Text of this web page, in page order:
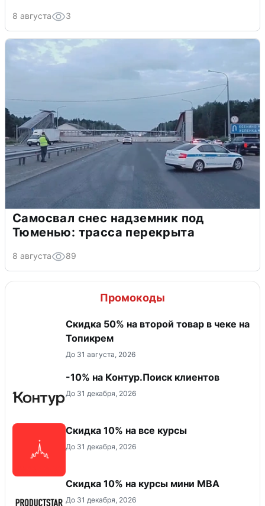
8 августа 3
Самосвал снес надземник под
Тюменью: трасса перекрыта
8 августа 89
Промокоды
Скидка 50% на второй товар в чеке на
Топикрем
До 31 августа, 2026
-10% на Контур.Поиск клиентов
До 31 декабря, 2026
Скидка 10% на все курсы
До 31 декабря, 2026
Скидка 10% на курсы мини MBA
До 31 декабря, 2026